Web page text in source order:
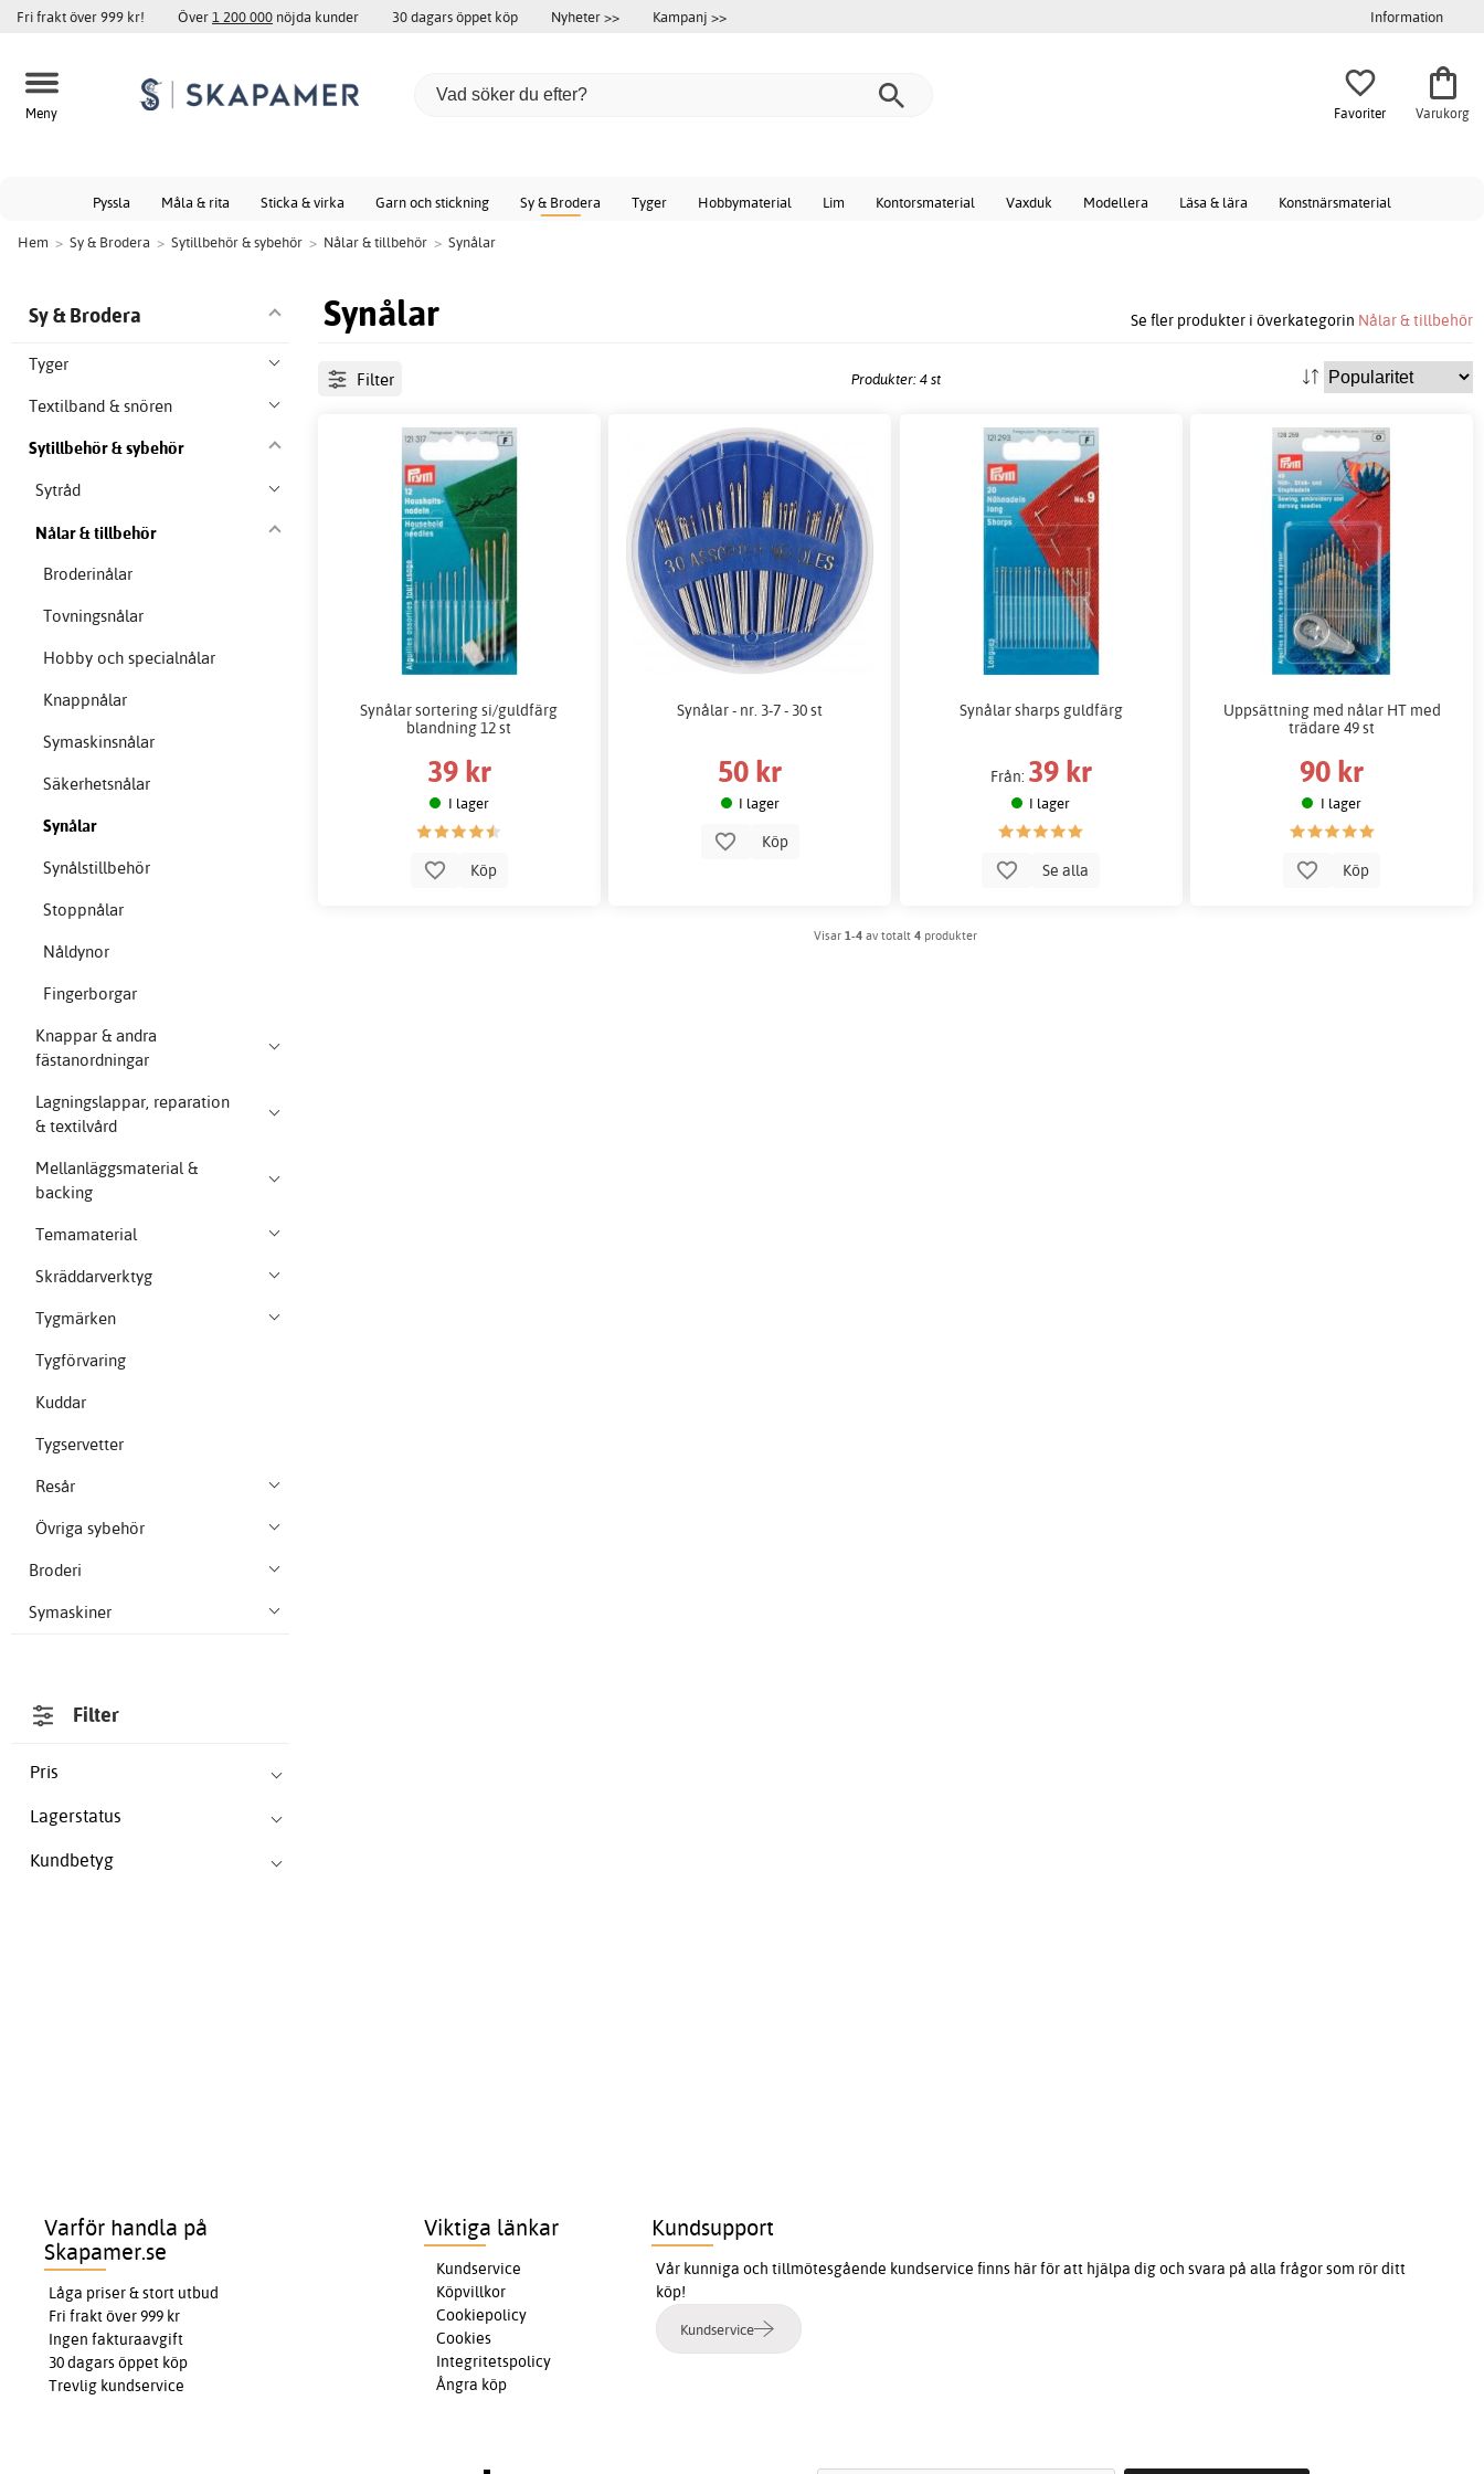
Fri frakt över 999 kr! Över1 200 000 nöjda kunder 30 dagars öppet köp Nyheter >> Kampanj >> Information
Meny Favoriter Varukorg
Pyssla Måla & rita Sticka & virka Garn och stickning Sy & Brodera Tyger Hobbymaterial Lim Kontorsmaterial Vaxduk Modellera Läsa & lära Konstnärsmaterial
Hem > Sy & Brodera > Sytillbehör & sybehör > Nålar & tillbehör > Synålar
Synålar Se fler produkter i överkategorin Nålar & tillbehör
Sy & Brodera
Tyger
Textilband & snören
Sytillbehör & sybehör
Sytråd
Nålar & tillbehör
Broderinålar
Tovningsnålar
Hobby och specialnålar
Knappnålar
Symaskinsnålar
Säkerhetsnålar
Synålar
Synålstillbehör
Stoppnålar
Nåldynor
Fingerborgar
Knappar & andra
fästanordningar
Lagningslappar, reparation
& textilvård
Mellanläggsmaterial &
backing
Temamaterial
Skräddarverktyg
Tygmärken
Tygförvaring
Kuddar
Tygservetter
Resår
Övriga sybehör
Broderi
Symaskiner
Filter
Pris
Lagerstatus
Kundbetyg
Filter Produkter: 4 st
Synålar sortering si/guldfärg
blandning 12 st
39 kr
I lager
Köp
Synålar - nr. 3-7 - 30 st
50 kr
I lager
Köp
Synålar sharps guldfärg
Från: 39 kr
I lager
Se alla
Uppsättning med nålar HT med
trädare 49 st
90 kr
I lager
Köp
Visar1-4 av totalt4 produkter
Varför handla på
Skapamer.se
Låga priser & stort utbud
Fri frakt över 999 kr
Ingen fakturaavgift
30 dagars öppet köp
Trevlig kundservice
Viktiga länkar
Kundservice
Köpvillkor
Cookiepolicy
Cookies
Integritetspolicy
Ångra köp
Kundsupport
Vår kunniga och tillmötesgående kundservice finns här för att hjälpa dig och svara på alla frågor som rör ditt
köp!
Kundservice